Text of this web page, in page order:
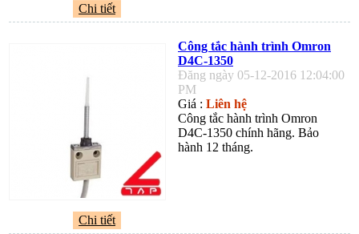
Chi tiết
Công tắc hành trình Omron
D4C-1350
Đăng ngày 05-12-2016 12:04:00
PM
Giá : Liên hệ
Công tắc hành trình Omron
D4C-1350 chính hãng. Bảo
hành 12 tháng.
Chi tiết